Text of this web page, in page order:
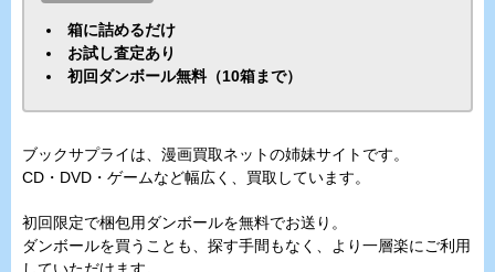
箱に詰めるだけ
お試し査定あり
初回ダンボール無料（10箱まで）
ブックサプライは、漫画買取ネットの姉妹サイトです。
CD・DVD・ゲームなど幅広く、買取しています。
初回限定で梱包用ダンボールを無料でお送り。
ダンボールを買うことも、探す手間もなく、より一層楽にご利用
していただけます。